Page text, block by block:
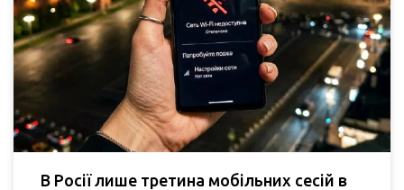
В Росії лише третина мобільних сесій в